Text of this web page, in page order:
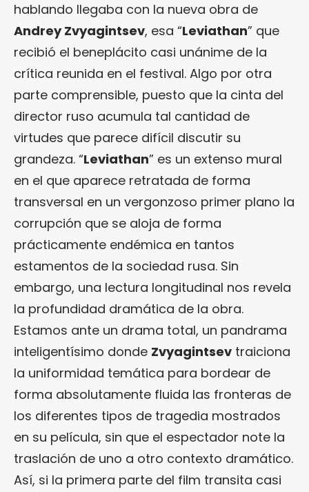
hablando llegaba con la nueva obra de
Andrey Zvyagintsev, esa “Leviathan” que
recibió el beneplácito casi unánime de la
crítica reunida en el festival. Algo por otra
parte comprensible, puesto que la cinta del
director ruso acumula tal cantidad de
virtudes que parece difícil discutir su
grandeza. “Leviathan” es un extenso mural
en el que aparece retratada de forma
transversal en un vergonzoso primer plano la
corrupción que se aloja de forma
prácticamente endémica en tantos
estamentos de la sociedad rusa. Sin
embargo, una lectura longitudinal nos revela
la profundidad dramática de la obra.
Estamos ante un drama total, un pandrama
inteligentísimo donde Zvyagintsev traiciona
la uniformidad temática para bordear de
forma absolutamente fluida las fronteras de
los diferentes tipos de tragedia mostrados
en su película, sin que el espectador note la
traslación de uno a otro contexto dramático.
Así, si la primera parte del film transita casi